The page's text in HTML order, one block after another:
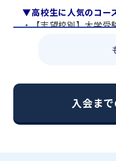
▼高校生に人気のコー
・【志望校別】大学受
・総合型選抜直前対策
・【志望校別】公立・
入会ま